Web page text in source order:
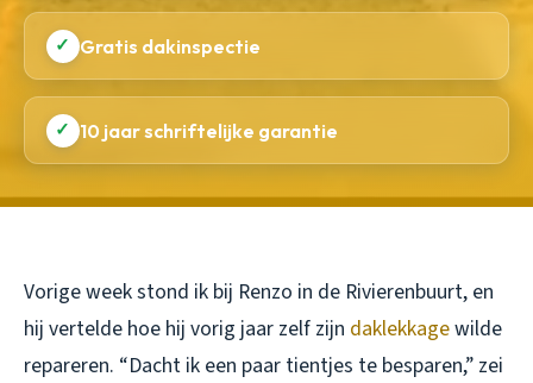
✓ Gratis dakinspectie
✓ 10 jaar schriftelijke garantie
Vorige week stond ik bij Renzo in de Rivierenbuurt, en
hij vertelde hoe hij vorig jaar zelf zijn daklekkagewilde
repareren. “Dacht ik een paar tientjes te besparen,” zei